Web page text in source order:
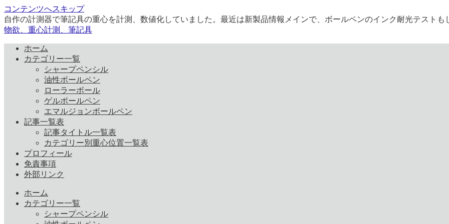
コンテンツへスキップ
自作の計測器で筆記具の重心を計測、数値化していました。最近は新製品情報メインで、ボールペンのインク耐光テストも
物欲、重心計測、筆記具
ホーム
カテゴリー一覧
シャープペンシル
油性ボールペン
ローラーボール
ゲルボールペン
エマルジョンボールペン
記事一覧表
記事タイトル一覧表
カテゴリー別重心位置一覧表
プロフィール
免責事項
外部リンク
ホーム
カテゴリー一覧
シャープペンシル